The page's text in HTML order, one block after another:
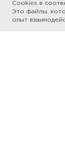
Cookies в
Это файлы,
опыт